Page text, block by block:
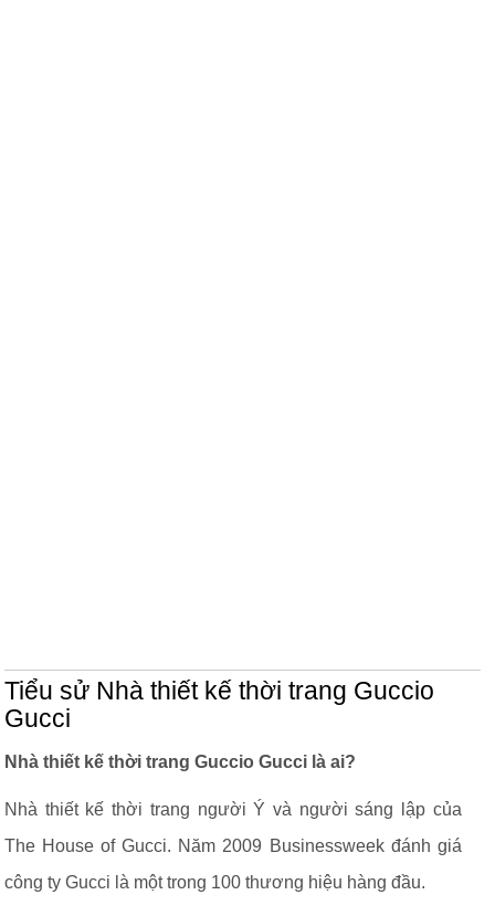
Tiểu sử Nhà thiết kế thời trang Guccio
Gucci
Nhà thiết kế thời trang Guccio Gucci là ai?
Nhà thiết kế thời trang người Ý và người sáng lập của
The House of Gucci. Năm 2009 Businessweek đánh giá
công ty Gucci là một trong 100 thương hiệu hàng đầu.